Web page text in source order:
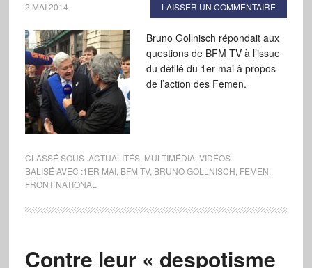
2 MAI 2014 LAISSER UN COMMENTAIRE
Bruno Gollnisch répondait aux
questions de BFM TV à l’issue
du défilé du 1er mai à propos
de l’action des Femen.
CLASSÉ SOUS :ACTUALITÉS, MULTIMÉDIA, VIDÉOS
BALISÉ AVEC :1ER MAI, BFM TV, BRUNO GOLLNISCH FEMEN
FRONT NATIONAL
Contre leur « despotisme